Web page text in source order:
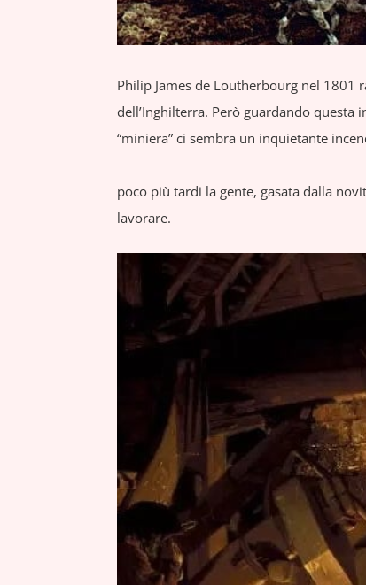
Philip James de Loutherbourg nel
dell’Inghilterra. Però guardando questa
“miniera” ci sembra un inquietante
poco più tardi la gente, gasata dalla
lavorare.